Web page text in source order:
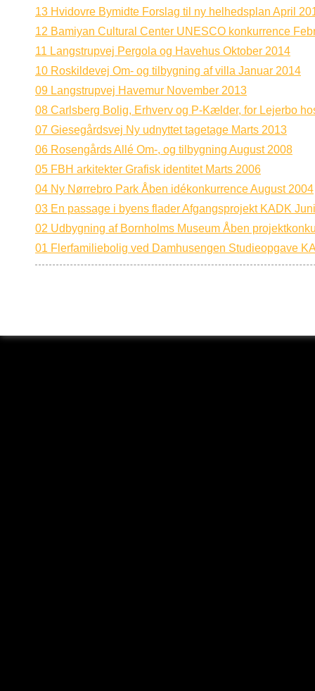
13 Hvidovre Bymidte Forslag til ny helhedsplan April
12 Bamiyan Cultural Center UNESCO konkurrence
11 Langstrupvej Pergola og Havehus Oktober 2014
10 Roskildevej Om- og tilbygning af villa Januar 2014
09 Langstrupvej Havemur November 2013
08 Carlsberg Bolig, Erhverv og P-Kælder, for Lejerbo
07 Giesegårdsvej Ny udnyttet tagetage Marts 2013
06 Rosengårds Allé Om-, og tilbygning August 2008
05 FBH arkitekter Grafisk identitet Marts 2006
04 Ny Nørrebro Park Åben idékonkurrence August 2004
03 En passage i byens flader Afgangsprojekt KADK
02 Udbygning af Bornholms Museum Åben
01 Flerfamiliebolig ved Damhusengen Studieopgave